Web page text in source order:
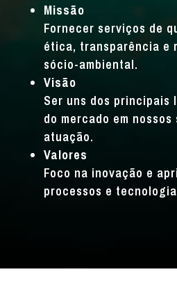
Missão
Fornecer serviços de
ética, transparência e
sócio-ambiental.
Visão
Ser uns dos principais
do mercado em
atuação.
Valores
Foco na inovação e
processos e